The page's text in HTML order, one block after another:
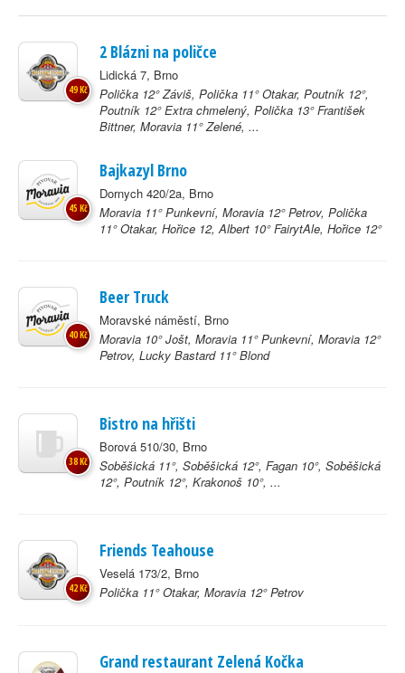
2 Blázni na poličce
Lidická 7, Brno
Polička 12° Záviš, Polička 11° Otakar, Poutník 12°,
Poutník 12° Extra chmelený, Polička 13° František
Bittner, Moravia 11° Zelené, ...
49 Kč
Bajkazyl Brno
Dornych 420/2a, Brno
Moravia 11° Punkevní, Moravia 12° Petrov, Polička
11° Otakar, Hořice 12, Albert 10° FairytAle, Hořice 12°
45 Kč
Beer Truck
Moravské náměstí, Brno
Moravia 10° Jošt, Moravia 11° Punkevní, Moravia 12°
Petrov, Lucky Bastard 11° Blond
40 Kč
Bistro na hřišti
Borová 510/30, Brno
Soběšická 11°, Soběšická 12°, Fagan 10°, Soběšická
12°, Poutník 12°, Krakonoš 10°, ...
38 Kč
Friends Teahouse
Veselá 173/2, Brno
Polička 11° Otakar, Moravia 12° Petrov
42 Kč
Grand restaurant Zelená Kočka